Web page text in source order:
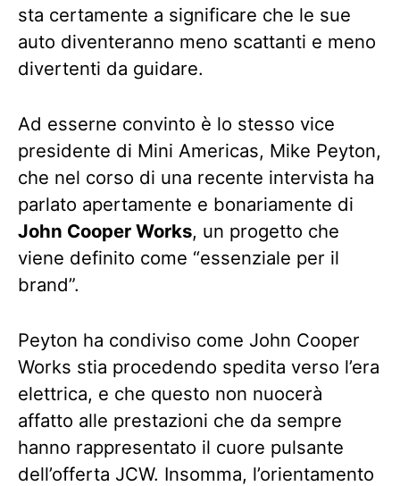
sta certamente a significare che le sue
auto diventeranno meno scattanti e meno
divertenti da guidare.
Ad esserne convinto è lo stesso vice
presidente di Mini Americas, Mike Peyton,
che nel corso di una recente intervista ha
parlato apertamente e bonariamente di
John Cooper Works, un progetto che
viene definito come “essenziale per il
brand”.
Peyton ha condiviso come John Cooper
Works stia procedendo spedita verso l’era
elettrica, e che questo non nuocerà
affatto alle prestazioni che da sempre
hanno rappresentato il cuore pulsante
dell’offerta JCW. Insomma, l’orientamento